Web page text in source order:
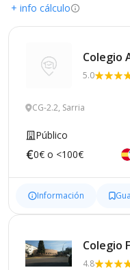
+ info cálculo
Colegio
5.0
CG-2.2, Sarria
Público
0€ o <100€
Información
Colegio
4.8